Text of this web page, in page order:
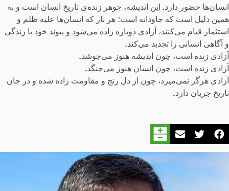
انسان‌ها حضور دارد. این اندیشه، جوهر زنده‌ی تاریخ انسان است و به
همین دلیل است که جاودانه است؛ هر بار که انسان‌ها علیه ظلم و
استثمار قیام می‌کنند، آزادی دوباره زاده می‌شود و پیوند خود با زندگی
و آگاهی انسانی را تجدید می‌کند.
آزادی زنده است، چون اندیشه هنوز می‌جوشد.
آزادی زنده است، چون انسان هنوز می‌جنگد.
آزادی هرگز نمی‌میرد، چون از دل رنج و مقاومت زاده شده و در جان
تاریخ جریان دارد.